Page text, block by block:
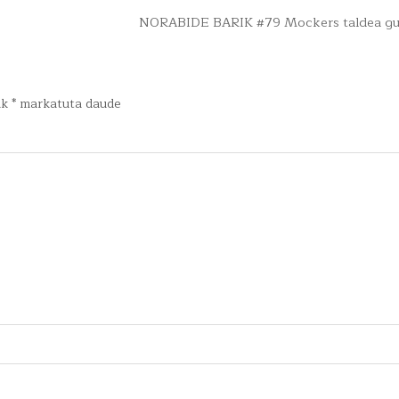
NORABIDE BARIK #79 Mockers taldea
* markatuta daude